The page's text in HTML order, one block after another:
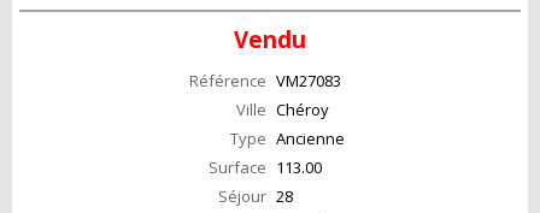
Vendu
Référence VM27083
Ville Chéroy
Type Ancienne
Surface 113.00
Séjour 28